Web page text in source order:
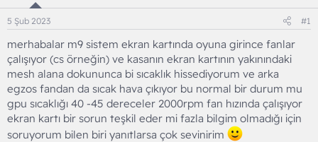
a
ş
a
t
a
n
ç
r
i
h
i
e
r
5 Şub 2023 #1
merhabalar m9 sistem ekran kartında oyuna girince fanlar
çalışıyor (cs örneğin) ve kasanın ekran kartının yakınındaki
mesh alana dokununca bi sıcaklık hissediyorum ve arka
egzos fandan da sıcak hava çıkıyor bu normal bir durum mu
gpu sıcaklığı 40 -45 dereceler 2000rpm fan hızında çalışıyor
ekran kartı bir sorun teşkil eder mi fazla bilgim olmadığı için
soruyorum bilen biri yanıtlarsa çok sevinirim